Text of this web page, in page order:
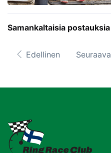
Samankaltaisia postauksia
Edellinen Seuraava